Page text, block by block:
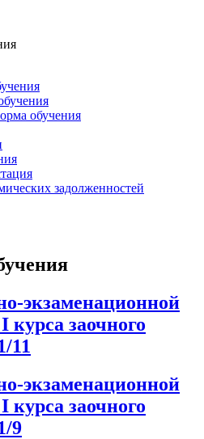
обучения
задолженностей
экзаменационной
курса заочного
11
экзаменационной
курса заочного
9